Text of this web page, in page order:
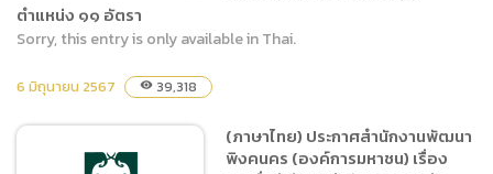
(ภาษาไทย) ประกาศสำนักงาน
พัฒนาพิงคนคร (องค์การ
มหาชน) เรื่อง รายชื่อผู้ผ่าน
การสรรหาหรือคัดเลือกดพื่
ตำแหน่ง ๑๑ อัตรา
Sorry, this entry is only available in Thai.
6 มิถุนายน 2567 visibility 39,318
(ภาษาไทย) ประกาศสำนักงานพัฒนา
พิงคนคร (องค์การมหาชน) เรื่อง